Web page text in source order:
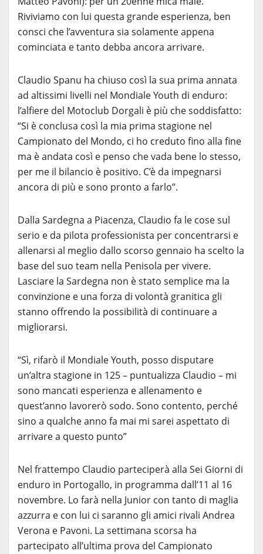
Riviviamo con lui questa grande esperienza, ben
consci che l’avventura sia solamente appena
cominciata e tanto debba ancora arrivare.
Claudio Spanu ha chiuso così la sua prima annata
ad altissimi livelli nel Mondiale Youth di enduro:
l’alfiere del Motoclub Dorgali è più che soddisfatto:
“Si è conclusa così la mia prima stagione nel
Campionato del Mondo, ci ho creduto fino alla fine
ma è andata così e penso che vada bene lo stesso,
per me il bilancio è positivo. C’è da impegnarsi
ancora di più e sono pronto a farlo”.
Dalla Sardegna a Piacenza, Claudio fa le cose sul
serio e da pilota professionista per concentrarsi e
allenarsi al meglio dallo scorso gennaio ha scelto la
base del suo team nella Penisola per vivere.
Lasciare la Sardegna non è stato semplice ma la
convinzione e una forza di volontà granitica gli
stanno offrendo la possibilità di continuare a
migliorarsi.
“Sì, rifarò il Mondiale Youth, posso disputare
un’altra stagione in 125 – puntualizza Claudio – mi
sono mancati esperienza e allenamento e
quest’anno lavorerò sodo. Sono contento, perché
sino a qualche anno fa mai mi sarei aspettato di
arrivare a questo punto”
Nel frattempo Claudio parteciperà alla Sei Giorni di
enduro in Portogallo, in programma dall’11 al 16
novembre. Lo farà nella Junior con tanto di maglia
azzurra e con lui ci saranno gli amici rivali Andrea
Verona e Pavoni. La settimana scorsa ha
partecipato all’ultima prova del Campionato